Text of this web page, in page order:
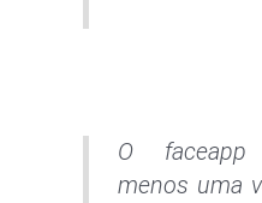
O faceapp
menos uma